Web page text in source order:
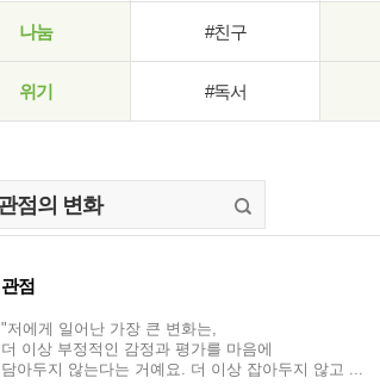
나눔 #친구
위기 #독서
관점
"저에게 일어난 가장 큰 변화는,
더 이상 부정적인 감정과 평가를 마음에
담아두지 않는다는 거예요. 더 이상 잡아두지 않고 ...